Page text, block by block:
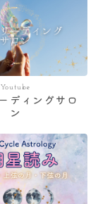
Youtube
ディングサロ
ン